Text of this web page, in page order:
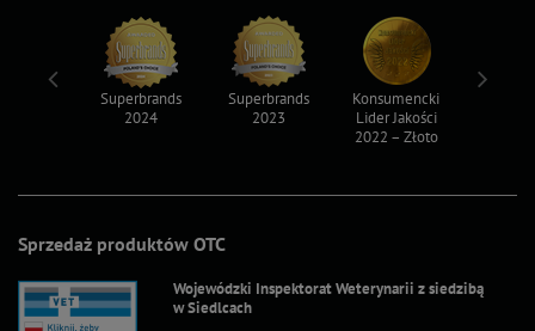
Sprzedaż produktów OTC
Wojewódzki Inspektorat Weterynarii z siedzibą
w Siedlcach
Superbrands
2024
Superbrands
2023
Konsumencki
Lider Jakości
2022 – Złoto